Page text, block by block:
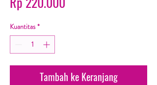
Kuantitas *
Tambah ke Keranjang